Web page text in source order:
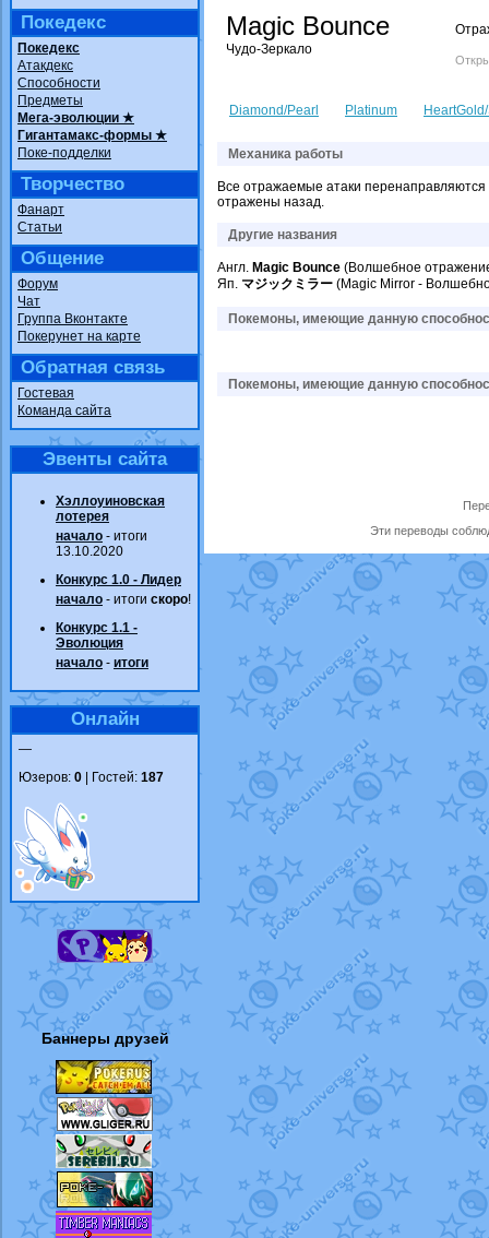
Покедекс
Покедекс
Атакдекс
Способности
Предметы
Мега-эволюции ★
Гигантамакс-формы ★
Поке-подделки
Творчество
Фанарт
Статьи
Общение
Форум
Чат
Группа Вконтакте
Покерунет на карте
Обратная связь
Гостевая
Команда сайта
Эвенты сайта
Хэллоуиновская
лотерея
начало - итоги
13.10.2020
Конкурс 1.0 - Лидер
начало - итоги скоро!
Конкурс 1.1 -
Эволюция
начало - итоги
Онлайн
—
Юзеров: 0 | Гостей: 187
Баннеры друзей
Magic Bounce
Чудо-Зеркало
Diamond/Pearl Platinum
Механика работы
Все отражаемые атаки перенаправляются
отражены назад.
Другие названия
Англ. Magic Bounce (Волшебное
Яп. マジックミラー (Magic Mirror -
Покемоны, имеющие данную
Покемоны, имеющие данную
Эти переводы